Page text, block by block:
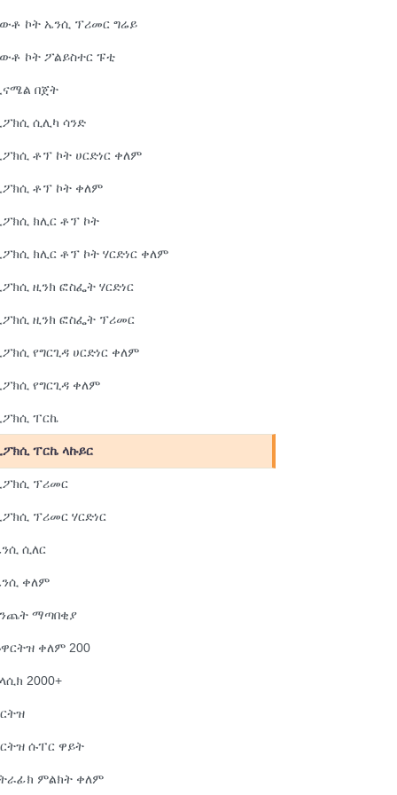
ኮት ኤንሲ ፕሪመር ግሬይ
ኮት ፖልይስተር ፑቲ
በጀት
ሲሊካ ሳንድ
ቶፕ ኮት ሀርድነር ቀለም
ቶፕ ኮት ቀለም
ክሊር ቶፕ ኮት
ክሊር ቶፕ ኮት ሃርድነር ቀለም
ዚንክ ፎስፌት ሃርድነር
ዚንክ ፎስፌት ፕሪመር
የግርጊዳ ሀርድነር ቀለም
የግርጊዳ ቀለም
ፐርኬ
ፐርኬ ላኩይር
ፕሪመር
ፕሪመር ሃርድነር
ሲለር
ቀለም
ማጣበቂያ
ቀለም 200
2000+
ሱፐር ዋይት
ምልክት ቀለም